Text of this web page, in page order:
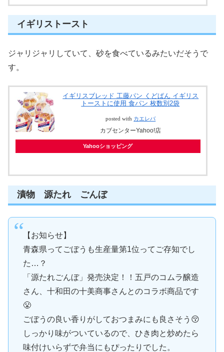
イギリストースト
ジャリジャリしていて、砂を食べているみたいだそうで
す。
イギリスブレッド 工藤パン くどぱん イギリス
トーストに使用 食パン 枚数別2袋
posted with カエレバ
カブセンターYahoo!店
Yahooショッピング
漬物 源たれ ごんぼ
【お知らせ】
青森県ってごぼうも生産量第1位ってご存知でし
た…？
「源たれごんぼ」発売決定！！五戸のコムラ醸造
さん、十和田の十美商事さんとのコラボ商品です
😤
ごぼうの良い香りがしておつまみにも良さそう😚
しっかり味がついているので、ひき肉と炒めたら
味付けいらずで弁当にもぴったりでした。